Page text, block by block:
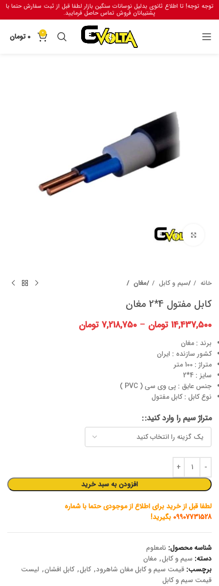
توجه توجه! تا اطلاع ثانوی بدلیل نوسانات سنگین بازار لطفا قبل از ثبت سفارش حتما با
پشتیبانان فروش تماس حاصل فرمایید.
0
0 تومان
برای بزرگنمایی کلیک کنید
خانه سیم و کابل مغان
کابل مفتول 4*2 مغان
14,437,500 تومان –
7,218,750 تومان
برند : مغان
کشور سازنده : ایران
متراژ : 100 متر
سایز : 4*2
جنس عایق : پی وی سی ( PVC )
نوع کابل : کابل مفتول
متراژ سیم را وارد کنید:
افزودن به سبد خرید
لطفا قبل از خرید برای اطلاع از موجودی حتما با شماره
09907731528 بگیرید!
شناسه محصول: نامعلوم
دسته: سیم و کابل, مغان
برچسب: قیمت سیم و کابل مغان شاهرود, کابل, کابل افشان, لیست
قیمت سیم و کابل